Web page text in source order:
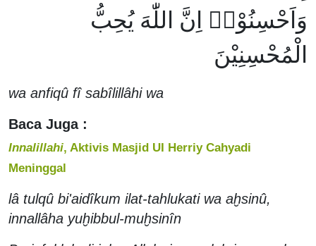
وَاَحْسِنُوْاۛ اِنَّ اللّٰهَ يُحِبُّ
الْمُحْسِنِيْنَ
wa anfiqû fî sabîlillâhi wa
Baca Juga :
Innalillahi, Aktivis Masjid UI Herriy Cahyadi
Meninggal
lâ tulqû bi'aidîkum ilat-tahlukati wa aḫsinû,
innallâha yuḫibbul-muḫsinîn